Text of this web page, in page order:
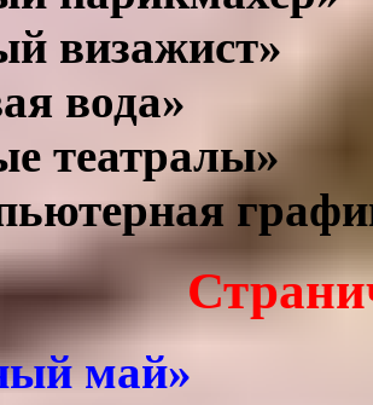
визажист»
вода»
театралы»
май»